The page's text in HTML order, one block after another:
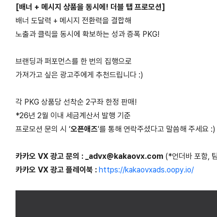
[배너 + 메시지 상품을 동시에! 더블 탭 프로모션]
배너 도달력 + 메시지 전환력을 결합해
노출과 클릭을 동시에 확보하는 성과 증폭 PKG!
브랜딩과 퍼포먼스를 한 번의 집행으로
가져가고 싶은 광고주에게 추천드립니다 :)
각 PKG 상품당 선착순 2구좌 한정 판매!
*26년 2월 이내 세금계산서 발행 기준
프로모션 문의 시 ‘오픈애즈'를 통해 연락주셨다고 말씀해 주세요 :)
카카오 VX 광고 문의 : _advx@kakaovx.com (*언더바 포함,
카카오 VX 광고 플레이북 : https://kakaovxads.oopy.io/